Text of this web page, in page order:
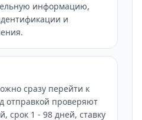
информацию,
и
сразу перейти к
отправкой проверяют
срок 1 - 98 дней, ставку